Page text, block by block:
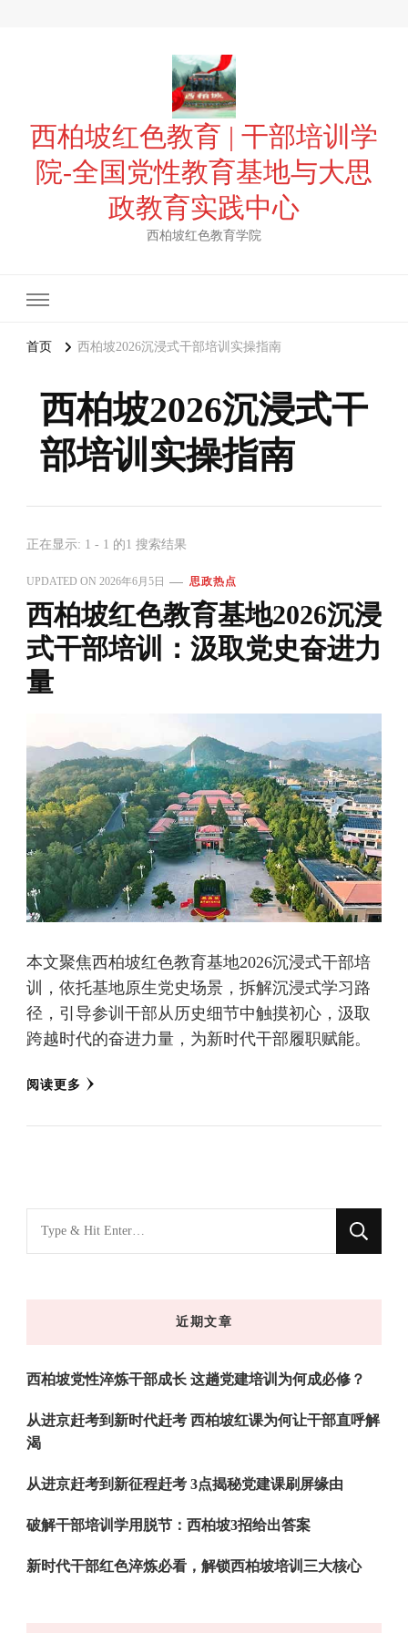
西柏坡红色教育 | 干部培训学
院-全国党性教育基地与大思
政教育实践中心
西柏坡红色教育学院
首页 西柏坡2026沉浸式干部培训实操指南
西柏坡2026沉浸式干
部培训实操指南
正在显示: 1 - 1 的1 搜索结果
UPDATED ON 2026年6月5日 思政热点
西柏坡红色教育基地2026沉浸
式干部培训：汲取党史奋进力
量
本文聚焦西柏坡红色教育基地2026沉浸式干部培
训，依托基地原生党史场景，拆解沉浸式学习路
径，引导参训干部从历史细节中触摸初心，汲取
跨越时代的奋进力量，为新时代干部履职赋能。
阅读更多
什
近期文章
西柏坡党性淬炼干部成长 这趟党建培训为何成必修？
从进京赶考到新时代赶考 西柏坡红课为何让干部直呼解
渴
从进京赶考到新征程赶考 3点揭秘党建课刷屏缘由
破解干部培训学用脱节：西柏坡3招给出答案
新时代干部红色淬炼必看，解锁西柏坡培训三大核心